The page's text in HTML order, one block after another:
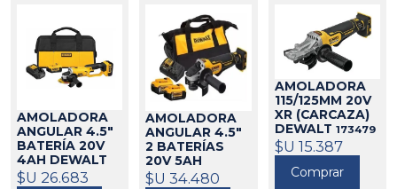
AMOLADORA
ANGULAR 4.5"
BATERÍA 20V
4AH DEWALT
173422
$U 26.683
AMOLADORA
ANGULAR 4.5"
2 BATERÍAS
20V 5AH
DEWALT173460
$U 34.480
AMOLADORA
115/125MM 20V
XR (CARCAZA)
DEWALT 173479
$U 15.387
Comprar